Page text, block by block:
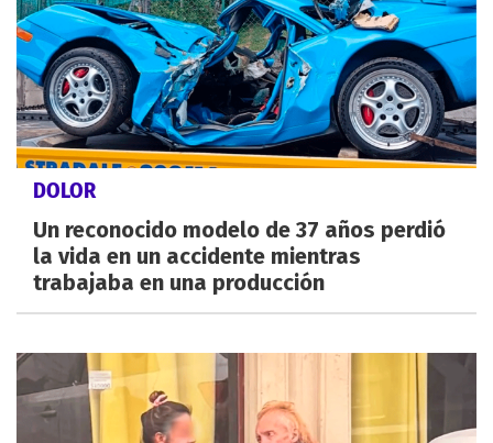
DOLOR
Un reconocido modelo de 37 años perdió
la vida en un accidente mientras
trabajaba en una producción